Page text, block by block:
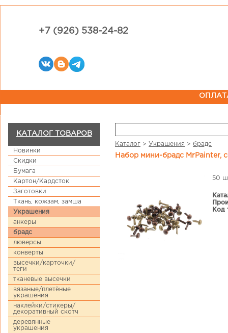
+7 (926) 538-24-82
КАТАЛОГ ТОВАРОВ
Новинки
Скидки
Бумага
Картон/Кардсток
Заготовки
Ткань, кожзам, замша
Украшения
анкеры
брадс
люверсы
конверты
высечки/карточки/
теги
тканевые высечки
вязаные/плетёные
украшения
наклейки/стикеры/
декоративный скотч
деревянные
украшения
Каталог > Украшения > брадс
Набор мини-брадс MrPainter,
50
Код